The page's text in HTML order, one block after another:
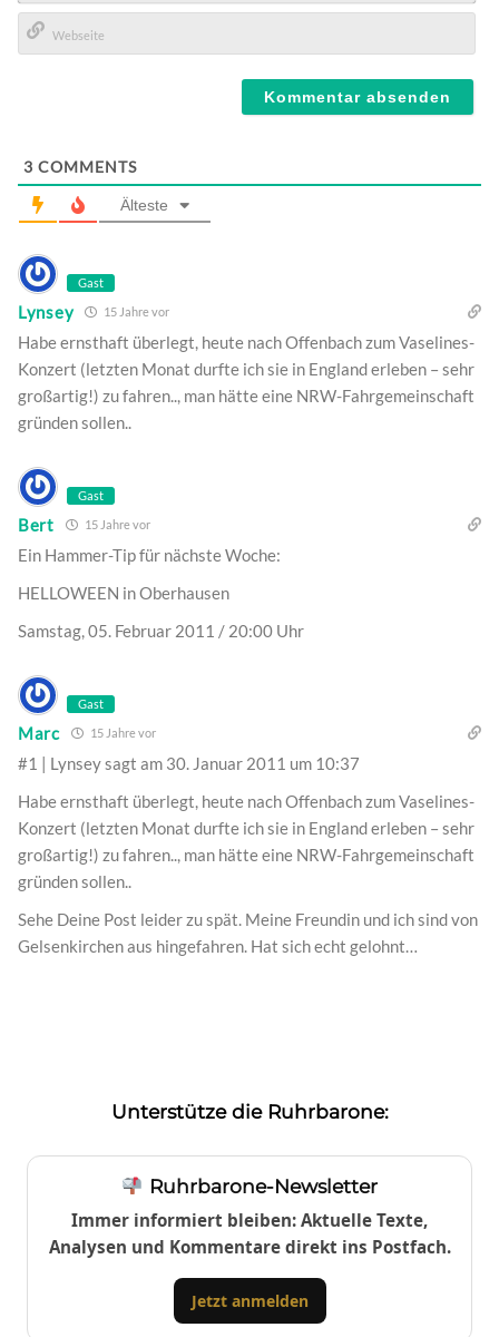
E-
Mail*
3 COMMENTS
Älteste
Gast
Lynsey 15 Jahre vor
Habe ernsthaft überlegt, heute nach Offenbach zum Vaselines-
Konzert (letzten Monat durfte ich sie in England erleben – sehr
großartig!) zu fahren.., man hätte eine NRW-Fahrgemeinschaft
gründen sollen..
Gast
Bert 15 Jahre vor
Ein Hammer-Tip für nächste Woche:
HELLOWEEN in Oberhausen
Samstag, 05. Februar 2011 / 20:00 Uhr
Gast
Marc 15 Jahre vor
#1 | Lynsey sagt am 30. Januar 2011 um 10:37
Habe ernsthaft überlegt, heute nach Offenbach zum Vaselines-
Konzert (letzten Monat durfte ich sie in England erleben – sehr
großartig!) zu fahren.., man hätte eine NRW-Fahrgemeinschaft
gründen sollen..
Sehe Deine Post leider zu spät. Meine Freundin und ich sind von
Gelsenkirchen aus hingefahren. Hat sich echt gelohnt…
Unterstütze die Ruhrbarone:
Ruhrbarone-Newsletter
Immer informiert bleiben: Aktuelle Texte,
Analysen und Kommentare direkt ins Postfach.
Jetzt anmelden